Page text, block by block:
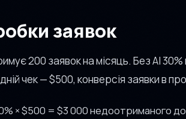
заявок
200 заявок на місяць. Без AI
чек — $500, конверсія заявки в
× $500 = $3 000 недоотриманого